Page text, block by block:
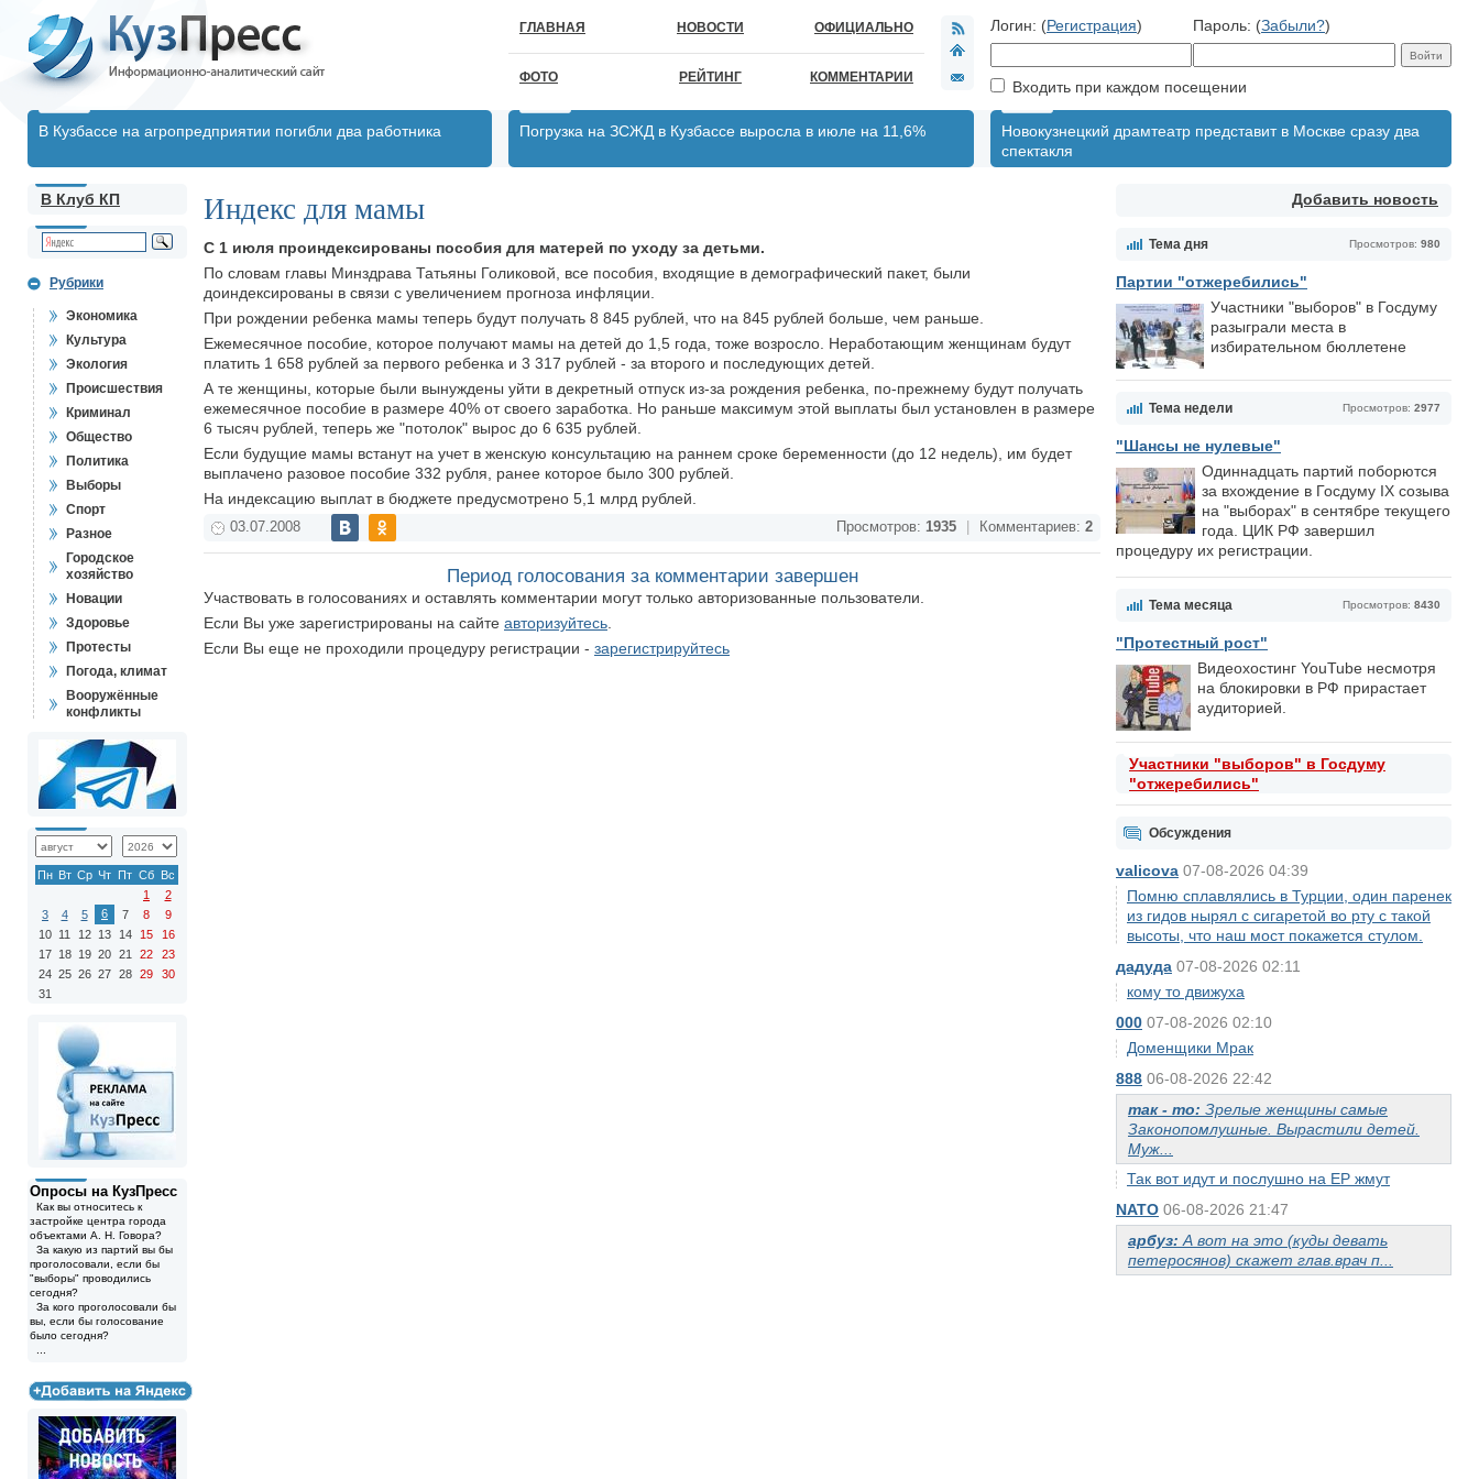
ГЛАВНАЯ НОВОСТИ ОФИЦИАЛЬНО
ФОТО РЕЙТИНГ КОММЕНТАРИИ
Логин: (Регистрация) Пароль: (Забыли?)
Входить при каждом посещении
В Кузбассе на агропредприятии погибли два работника Погрузка на ЗСЖД в Кузбассе выросла в июле на 11,6%
Новокузнецкий драмтеатр представит в Москве сразу два
спектакля
Добавить новость
Просмотров: 980
Тема дня
Партии "отжеребились"
Участники "выборов" в Госдуму
разыграли места в
избирательном бюллетене
Просмотров: 2977
Тема недели
"Шансы не нулевые"
Одиннадцать партий поборются
за вхождение в Госдуму IX созыва
на "выборах" в сентябре текущего
года. ЦИК РФ завершил
процедуру их регистрации.
Просмотров: 8430
Тема месяца
"Протестный рост"
Видеохостинг YouTube несмотря
на блокировки в РФ прирастает
аудиторией.
Участники "выборов" в Госдуму
"отжеребились"
Обсуждения
valicova 07-08-2026 04:39
Помню сплавлялись в Турции, один паренек
из гидов нырял с сигаретой во рту с такой
высоты, что наш мост покажется стулом.
дадуда 07-08-2026 02:11
кому то движуха
000 07-08-2026 02:10
Доменщики Мрак
888 06-08-2026 22:42
так - то: Зрелые женщины самые
Законопомлушные. Вырастили детей.
Муж...
Так вот идут и послушно на ЕР жмут
NATO 06-08-2026 21:47
арбуз: А вот на это (куды девать
петеросянов) скажет глав.врач п...
В Клуб КП
Рубрики
Экономика
Культура
Экология
Происшествия
Криминал
Общество
Политика
Выборы
Спорт
Разное
Городское
хозяйство
Новации
Здоровье
Протесты
Погода, климат
Вооружённые
конфликты
Пн Вт Ср Чт Пт Сб Вс
1
2
3
4 5 6 7 8
9
10 11 12 13 14 15
16
17 18 19 20 21 22
23
24 25 26 27 28 29
30
31
Опросы на КузПресс
Как вы относитесь к
застройке центра города
объектами А. Н. Говора?
За какую из партий вы бы
проголосовали, если бы
"выборы" проводились
сегодня?
За кого проголосовали бы
вы, если бы голосование
было сегодня?
Индекс для мамы
С 1 июля проиндексированы пособия для матерей по уходу за детьми.
По словам главы Минздрава Татьяны Голиковой, все пособия, входящие в де­мографический пакет, были
доиндексированы в связи с увели­чением прогноза инфляции.
При рождении ребенка мамы теперь будут получать 8 845 руб­лей, что на 845 рублей больше, чем раньше.
Ежемесячное пособие, которое получают мамы на детей до 1,5 года, тоже возросло. Неработаю­щим женщинам будут
платить 1 658 рублей за первого ребенка и 3 317 рублей - за второго и после­дующих детей.
А те женщины, которые были вынуждены уйти в декретный отпуск из-за рождения ребенка, по-прежнему будут по­лучать
ежемесячное пособие в размере 40% от своего заработка. Но раньше максимум этой вы­платы был установлен в размере
6 тысяч рублей, теперь же "пото­лок" вырос до 6 635 рублей.
Если будущие мамы встанут на учет в женскую консультацию на раннем сроке беременности (до 12 недель), им будет
выплачено разовое пособие 332 рубля, ранее которое было 300 рублей.
На индексацию выплат в бюджете предусмотрено 5,1 млрд рублей.
03.07.2008 Просмотров: 1935 Комментариев: 2
Период голосования за комментарии завершен
Участвовать в голосованиях и оставлять комментарии могут только авторизованные пользователи.
Если Вы уже зарегистрированы на сайте авторизуйтесь
Если Вы еще не проходили процедуру регистрации - зарегистрируйтесь